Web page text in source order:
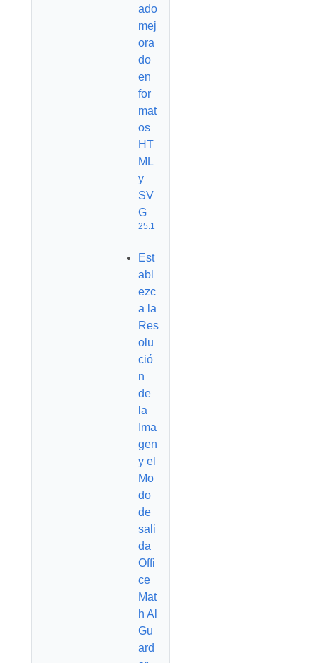
ado
mej
ora
do
en
for
mat
os
HT
ML
y
SV
G
25.1
Est
abl
ezc
a la
Res
olu
ció
n
de
la
Ima
gen
y el
Mo
do
de
sali
da
Offi
ce
Mat
h Al
Gu
ard